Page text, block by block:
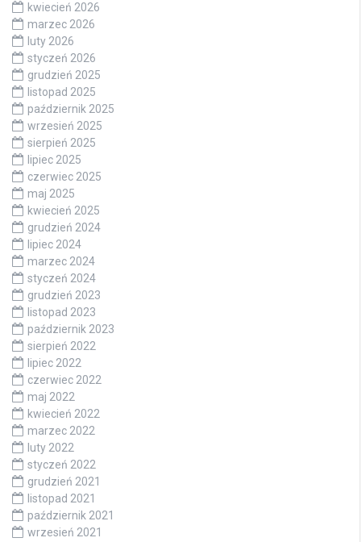
kwiecień 2026
marzec 2026
luty 2026
styczeń 2026
grudzień 2025
listopad 2025
październik 2025
wrzesień 2025
sierpień 2025
lipiec 2025
czerwiec 2025
maj 2025
kwiecień 2025
grudzień 2024
lipiec 2024
marzec 2024
styczeń 2024
grudzień 2023
listopad 2023
październik 2023
sierpień 2022
lipiec 2022
czerwiec 2022
maj 2022
kwiecień 2022
marzec 2022
luty 2022
styczeń 2022
grudzień 2021
listopad 2021
październik 2021
wrzesień 2021